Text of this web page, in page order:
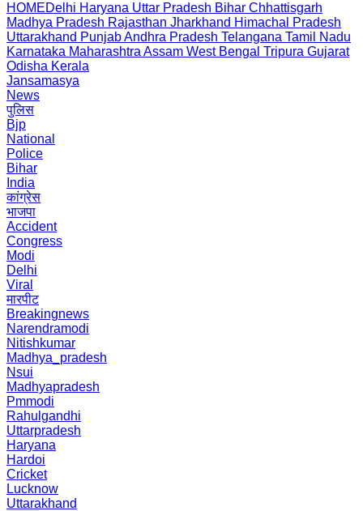
HOMEDelhi Haryana Uttar Pradesh Bihar Chhattisgarh
Madhya Pradesh Rajasthan Jharkhand Himachal Pradesh
Uttarakhand PunjabAndhra Pradesh Telangana Tamil Nadu
Karnataka Maharashtra Assam West Bengal Tripura Gujarat
Odisha Kerala
Jansamasya
News
पुलिस
Bjp
National
Police
Bihar
India
कांग्रेस
भाजपा
Accident
Congress
Modi
Delhi
Viral
मारपीट
Breakingnews
Narendramodi
Nitishkumar
Madhya_pradesh
Nsui
Madhyapradesh
Pmmodi
Rahulgandhi
Uttarpradesh
Haryana
Hardoi
Cricket
Lucknow
Uttarakhand